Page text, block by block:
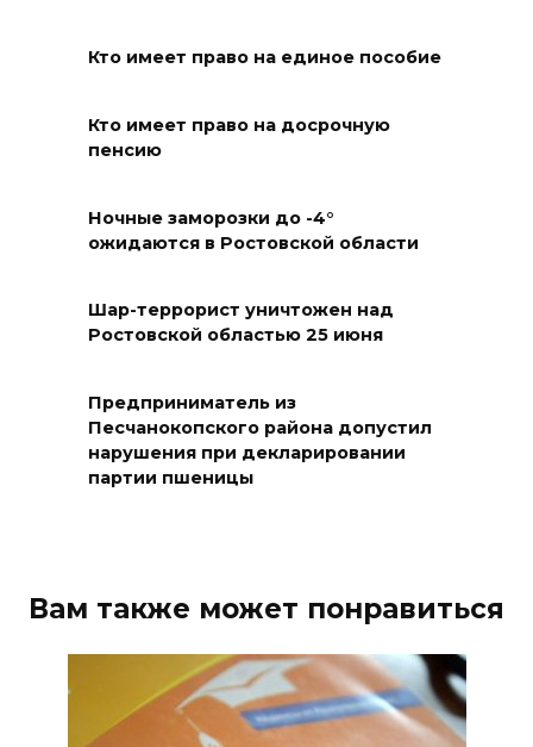
водителей будут
предупреждать об угрозе
08 августа 2026 18:15
повышения доступности
медицинской помощи с
экспертов
08 августа 2026 17:40
Это стало нашей традицией:
ростовчане установили
Кто имеет право на единое пособие
Кто имеет право на досрочную
пенсию
Ночные заморозки до -4°
ожидаются в Ростовской области
Шар-террорист уничтожен над
Ростовской областью 25 июня
Предприниматель из
Песчанокопского района допустил
нарушения при декларировании
партии пшеницы
Вам также может понравиться